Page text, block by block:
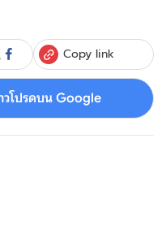
Copy link
วโปรดบน Google